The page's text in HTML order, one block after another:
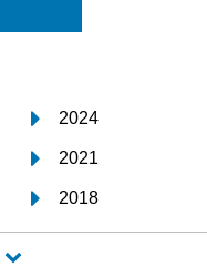
2024
2021
2018
2015